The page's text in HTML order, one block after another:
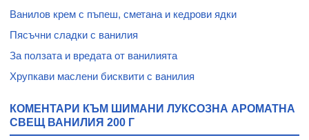
Ванилов крем с пъпеш, сметана и кедрови ядки
Пясъчни сладки с ванилия
За ползата и вредата от ванилията
Хрупкави маслени бисквити с ванилия
КОМЕНТАРИ КЪМ ШИМАНИ ЛУКСОЗНА АРОМАТНА
СВЕЩ ВАНИЛИЯ 200 Г